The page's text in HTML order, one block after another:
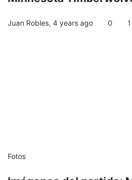
Juan Robles, 4 years ago 0
Fotos